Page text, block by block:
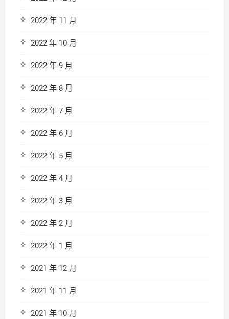
2022 年 11 月
2022 年 10 月
2022 年 9 月
2022 年 8 月
2022 年 7 月
2022 年 6 月
2022 年 5 月
2022 年 4 月
2022 年 3 月
2022 年 2 月
2022 年 1 月
2021 年 12 月
2021 年 11 月
2021 年 10 月